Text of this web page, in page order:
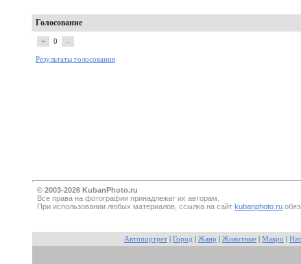
Голосование
+ 0 –
Результаты голосования
© 2003-2026 KubanPhoto.ru
Все прaва на фотографии принадлежат их авторам.
При использовании любых материалов, ссылка на сайт kubanphoto.ru
Автопортрет Город Жанр Животные Макро